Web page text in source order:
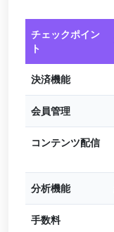
チェックポイン
ト
決済機能
会員管理
コンテンツ配信
分析機能
手数料